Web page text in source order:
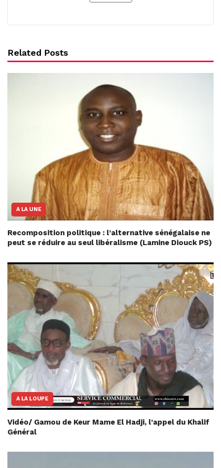
Related Posts
A LA UNE
Recomposition politique : l’alternative sénégalaise ne
peut se réduire au seul libéralisme (Lamine Diouck PS)
A LA LOUPE
Vidéo/ Gamou de Keur Mame El Hadji, l’appel du Khalif
Général